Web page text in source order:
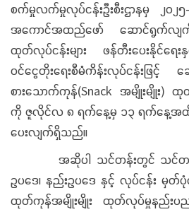
စက်မှုလက်မှုလုပ်ငန်းဦးစီးဌာနမှ ၂၀၂
အကောင်အထည်ဖော် ဆောင်ရွက်လ
ထုတ်လုပ်ငန်းများ ဖန်တီးပေးနိုင်ရေ
ဝင်ငွေတိုးရေးစီမံကိန်းလုပ်ငန်းဖြင့်
စားသောက်ကုန်(Snack အမျိုးမျိုး)
ကို ဇူလိုင်လ ၈ ရက်နေ့မှ ၁၃ ရက်နေ့အထိ
ပေးလျက်ရှိသည်။
အဆိုပါ သင်တန်းတွင် သင်တန်းသ
ဥပဒေ၊ နည်းဥပဒေ နှင့် လုပ်ငန်း မှတ်ပုံ
ထုတ်ကုန်အမျိုးမျိုး ထုတ်လုပ်မှုနည်းပည